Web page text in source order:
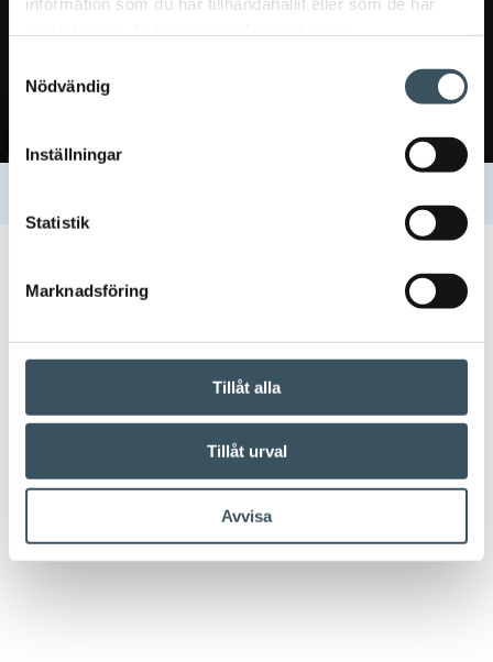
Nödvändig
Inställningar
Statistik
Marknadsföring
Tillåt alla
Tillåt urval
Avvisa
30.04.2021 15:04